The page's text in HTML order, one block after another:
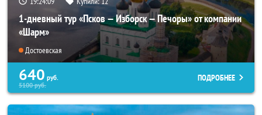
1-дневный тур «Псков — Изборск — Печоры» от компании
«Шарм»
Достоевская
640 руб.
5100руб.
ПОДРОБНЕЕ